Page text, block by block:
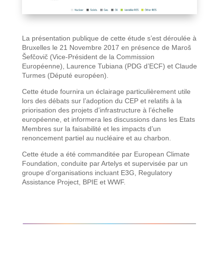
La présentation publique de cette étude s’est déroulée à
Bruxelles le 21 Novembre 2017 en présence de Maroš
Šefčovič (Vice-Président de la Commission
Européenne), Laurence Tubiana (PDG d’ECF) et Claude
Turmes (Député européen).
Cette étude fournira un éclairage particulièrement utile
lors des débats sur l’adoption du CEP et relatifs à la
priorisation des projets d’infrastructure à l’échelle
européenne, et informera les discussions dans les Etats
Membres sur la faisabilité et les impacts d’un
renoncement partiel au nucléaire et au charbon.
Cette étude a été commanditée par European Climate
Foundation, conduite par Artelys et supervisée par un
groupe d’organisations incluant E3G, Regulatory
Assistance Project, BPIE et WWF.